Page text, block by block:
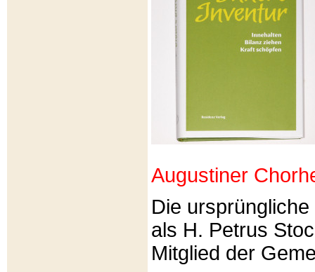
Augustiner
Die
als H. Petrus
Mitglied der